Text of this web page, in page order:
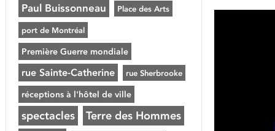
Paul Buissonneau Place des Arts
port de Montréal
Première Guerre mondiale
rue Sainte-Catherine rue Sherbrooke
réceptions à l'hôtel de ville
spectacles Terre des Hommes